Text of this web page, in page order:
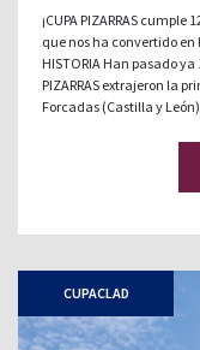
¡CUPA PIZARRAS
que nos ha convertido
HISTORIA Han pasado
PIZARRAS extrajeron la
Forcadas (Castilla y
CUPACLAD